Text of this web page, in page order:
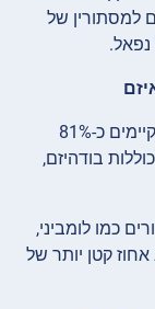
למסתורין של
הינדואיזם היא הדת העיקרית בנפאל, אותה מקיימים כ-81%
בודהיזם,
כמו לומביני,
קטן יותר של